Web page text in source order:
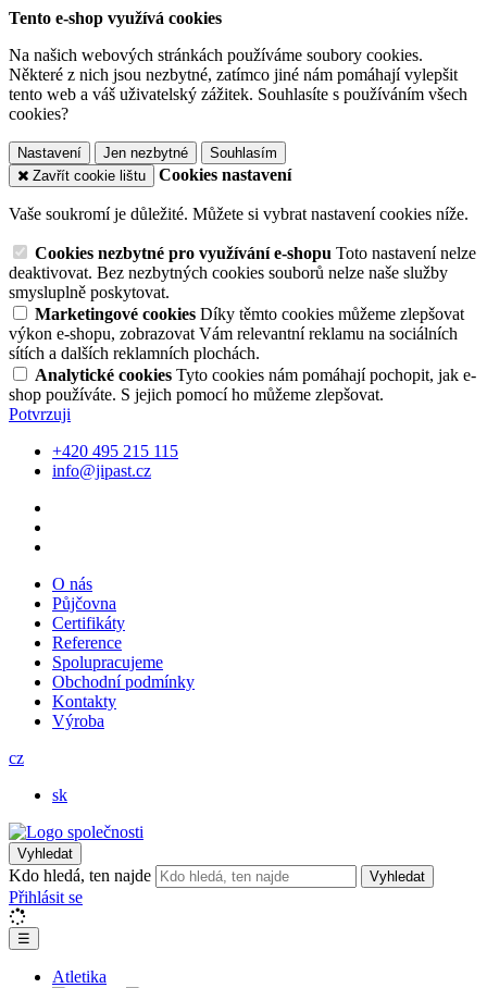
Tento e-shop využívá cookies
Na našich webových stránkách používáme soubory cookies.
Některé z nich jsou nezbytné, zatímco jiné nám pomáhají vylepšit
tento web a váš uživatelský zážitek. Souhlasíte s používáním všech
cookies?
Nastavení Jen nezbytné
Souhlasím
Zavřít cookie lištu
Cookies nastavení
Vaše soukromí je důležité. Můžete si vybrat nastavení cookies níže.
Cookies nezbytné pro využívání e-shopu Toto nastavení nelze
deaktivovat. Bez nezbytných cookies souborů nelze naše služby
smysluplně poskytovat.
Marketingové cookies Díky těmto cookies můžeme zlepšovat
výkon e-shopu, zobrazovat Vám relevantní reklamu na sociálních
sítích a dalších reklamních plochách.
Analytické cookies Tyto cookies nám pomáhají pochopit, jak e-
shop používáte. S jejich pomocí ho můžeme zlepšovat.
Potvrzuji
+420 495 215 115
info@jipast.cz
O nás
Půjčovna
Certifikáty
Reference
Spolupracujeme
Obchodní podmínky
Kontakty
Výroba
cz
sk
Vyhledat
Kdo hledá, ten najde Vyhledat
Přihlásit se
☰
Atletika